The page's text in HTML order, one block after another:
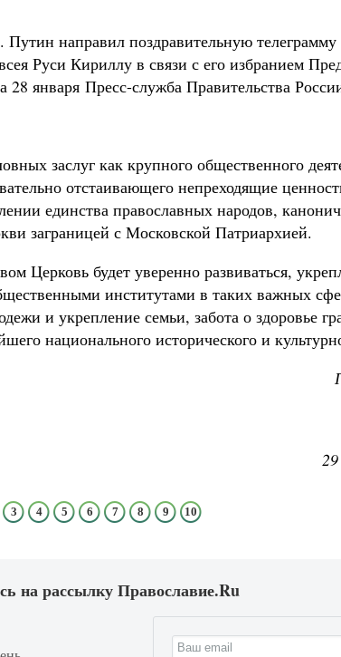
направил поздравительную
Руси Кириллу в связи с его избранием
января Пресс-служба Правительства
заслуг как крупного общественного
отстаивающего непреходящие
единства православных народов,
заграницей с Московской Патриархией.
Церковь будет уверенно развиваться,
институтами в таких важных
и укрепление семьи, забота о здоровье
национального исторического и
3 4 5 6 7 8 9 10
на рассылку Православие.Ru
Великомученик